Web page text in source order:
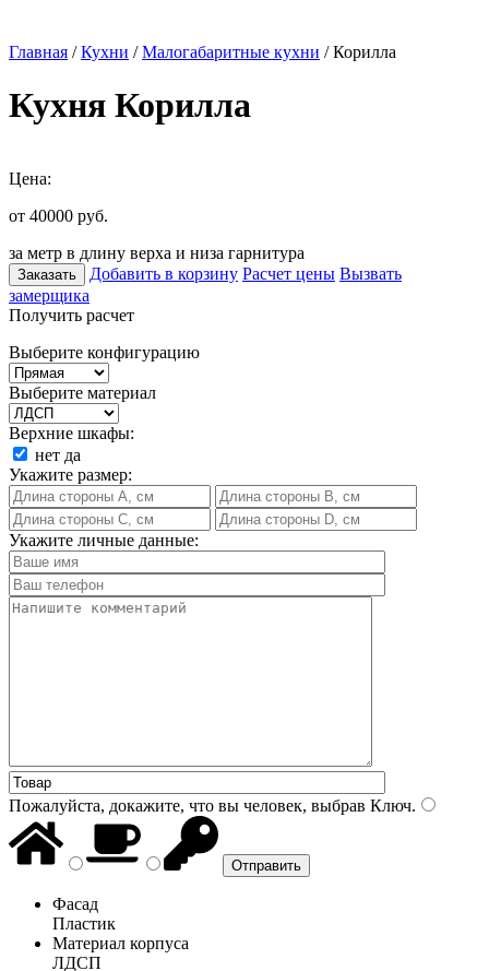
Главная /Кухни /Малогабаритные кухни / Корилла
Кухня Корилла
Цена:
от 40000 руб.
за метр в длину верха и низа гарнитура
Заказать Добавить в корзину Расчет цены Вызвать
замерщика
Получить расчет
Выберите конфигурацию
Выберите материал
Верхние шкафы:
нет да
Укажите размер:
Укажите личные данные:
Пожалуйста, докажите, что вы человек, выбрав Ключ.
Фасад
Пластик
Материал корпуса
ЛДСП